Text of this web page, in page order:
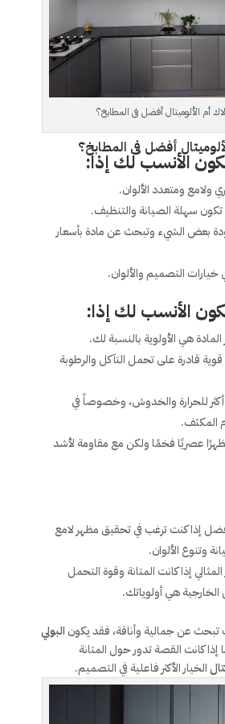
أم الألوميتال أفضل فى المطابخ؟
أفضل فى المطابخ؟
الأنسب لك إذا:
ومتعدد الألوان.
سهلة الصيانة والتنظيف.
بعض الشيء وتبحث عن مادة بأسعار
التصميم والألوان.
الأنسب لك إذا:
هي الأولوية بالنسبة لك.
قادرة على تحمل التآكل والرطوبة
للحرارة والخدوش، وخصوصاً في
المكثف.
عصريًا فخمًا ولكن مع مقاومة لأشد
إذا كنت ترغب في تحقيق مظهر لامع
وتنوع الألوان.
إذا كانت المتانة وقوة التحمل
الخارجية هي أولوياتك.
تبحث عن جمالية وأناقة، فقد يكون البولي
إذا كانت القصة تدور حول المتانة
الخيار الأكثر فاعلية في التصميم.